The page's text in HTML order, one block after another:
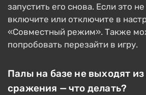
запустить его снова. Если это
включите или отключите в
«Совместный режим». Также
попробовать перезайти в игру.
Палы на базе не выходят
сражения — что делать?